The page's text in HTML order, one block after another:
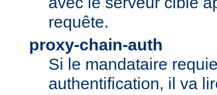
requête.
proxy-chain-auth
Si le mandataire
authentification, il va